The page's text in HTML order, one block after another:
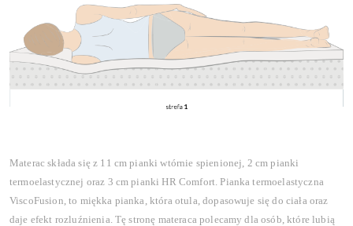
Materac składa się z 11 cm pianki wtórnie spienionej, 2 cm pianki
termoelastycznej oraz 3 cm pianki HR Comfort.Pianka termoelastyczna
ViscoFusion, to miękka pianka, która otula, dopasowuje się do ciała oraz
daje efekt rozluźnienia. Tę stronę materaca polecamy dla osób, które lubią